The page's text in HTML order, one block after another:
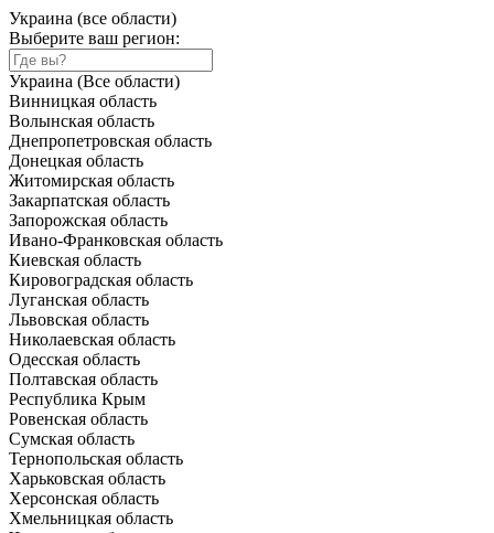
Украина (все области)
Выберите ваш регион:
Украина (Все области)
Винницкая область
Волынская область
Днепропетровская область
Донецкая область
Житомирская область
Закарпатская область
Запорожская область
Ивано-Франковская область
Киевская область
Кировоградская область
Луганская область
Львовская область
Николаевская область
Одесская область
Полтавская область
Республика Крым
Ровенская область
Сумская область
Тернопольская область
Харьковская область
Херсонская область
Хмельницкая область